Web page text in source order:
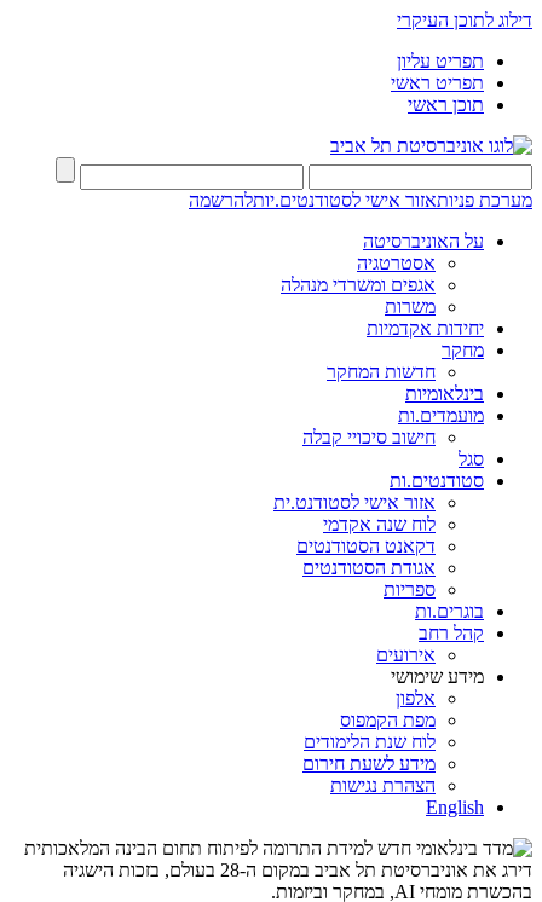
דילוג לתוכן העיקרי
תפריט עליון
תפריט ראשי
תוכן ראשי
מערכת פניותאזור אישי לסטודנטים.יותלהרשמה
על האוניברסיטה
אסטרטגיה
אגפים ומשרדי מנהלה
משרות
יחידות אקדמיות
מחקר
חדשות המחקר
בינלאומיות
מועמדים.ות
חישוב סיכויי קבלה
סגל
סטודנטים.ות
אזור אישי לסטודנט.ית
לוח שנה אקדמי
דקאנט הסטודנטים
אגודת הסטודנטים
ספריות
בוגרים.ות
קהל רחב
אירועים
מידע שימושי
אלפון
מפת הקמפוס
לוח שנת הלימודים
מידע לשעת חירום
הצהרת נגישות
English